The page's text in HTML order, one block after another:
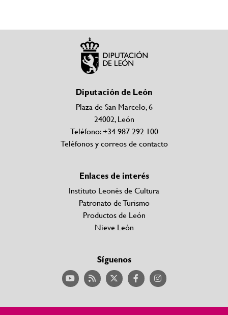
Diputación de León
Plaza de San Marcelo, 6
24002, León
Teléfono: +34 987 292 100
Teléfonos y correos de contacto
Enlaces de interés
Instituto Leonés de Cultura
Patronato de Turismo
Productos de León
Nieve León
Síguenos